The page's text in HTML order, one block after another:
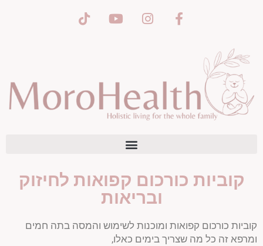
קוביות כורכום קפואות לחיזוק
ובריאות
קוביות כורכום קפואות ומוכנות לשימוש והמסה בתה חמים
ומרפא זה כל מה שצריך בימים כאלו,